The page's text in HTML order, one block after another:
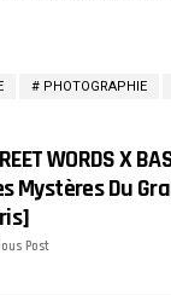
PHOTOGRAPHIE
WORDS X
Mystères Du
Post